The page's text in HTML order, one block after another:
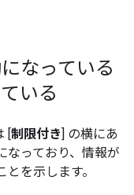
なっている
いる
[制限付き] の横にあ
なっており、情報が
を示します。